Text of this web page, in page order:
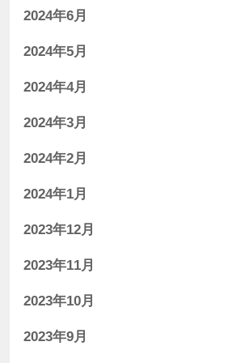
2024年6月
2024年5月
2024年4月
2024年3月
2024年2月
2024年1月
2023年12月
2023年11月
2023年10月
2023年9月